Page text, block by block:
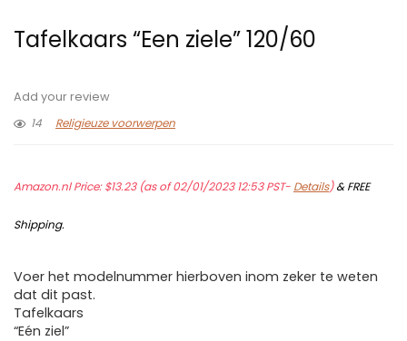
Tafelkaars “Een ziele” 120/60
Add your review
14
Religieuze voorwerpen
Amazon.nl Price:$13.23(as of 02/01/2023 12:53 PST- Details)&FREE
Shipping.
Voer het modelnummer hierboven inom zeker te weten
dat dit past.
Tafelkaars
“Eén ziel”